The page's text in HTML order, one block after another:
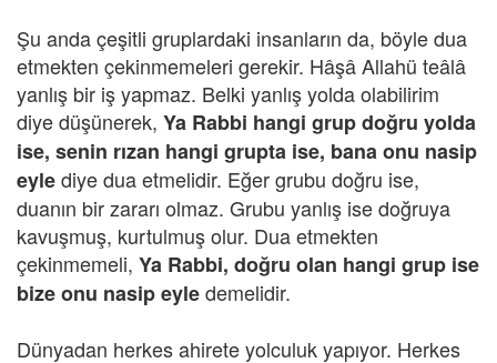
Şu anda çeşitli gruplardaki insanların da, böyle dua
etmekten çekinmemeleri gerekir. Hâşâ Allahü teâlâ
yanlış bir iş yapmaz. Belki yanlış yolda olabilirim
diye düşünerek, Ya Rabbi hangi grup doğru yolda
ise, senin rızan hangi grupta ise, bana onu nasip
eylediye dua etmelidir. Eğer grubu doğru ise,
duanın bir zararı olmaz. Grubu yanlış ise doğruya
kavuşmuş, kurtulmuş olur. Dua etmekten
çekinmemeli, Ya Rabbi, doğru olan hangi grup ise
bize onu nasip eyledemelidir.
Dünyadan herkes ahirete yolculuk yapıyor. Herkes